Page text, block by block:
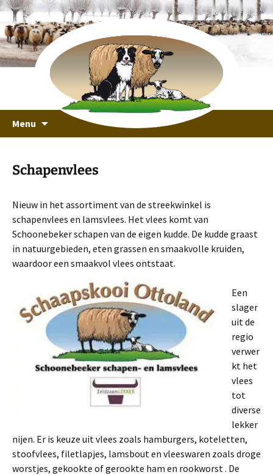
Schaapskooi Ottoland
recreeren in een unieke omgeving
Menu
Schapenvlees
Nieuw in het assortiment van de streekwinkel is
schapenvlees en lamsvlees. Het vlees komt van
Schoonebeker schapen van de eigen kudde. De kudde graast
in natuurgebieden, eten grassen en smaakvolle kruiden,
waardoor een smaakvol vlees ontstaat.
Een
slager
uit de
regio
verwer
kt het
vlees
tot
diverse
lekker
nijen. Er is keuze uit vlees zoals hamburgers, koteletten,
stoofvlees, filetlapjes, lamsbout en vleeswaren zoals droge
worstjes, gekookte of gerookte ham en rookworst . De